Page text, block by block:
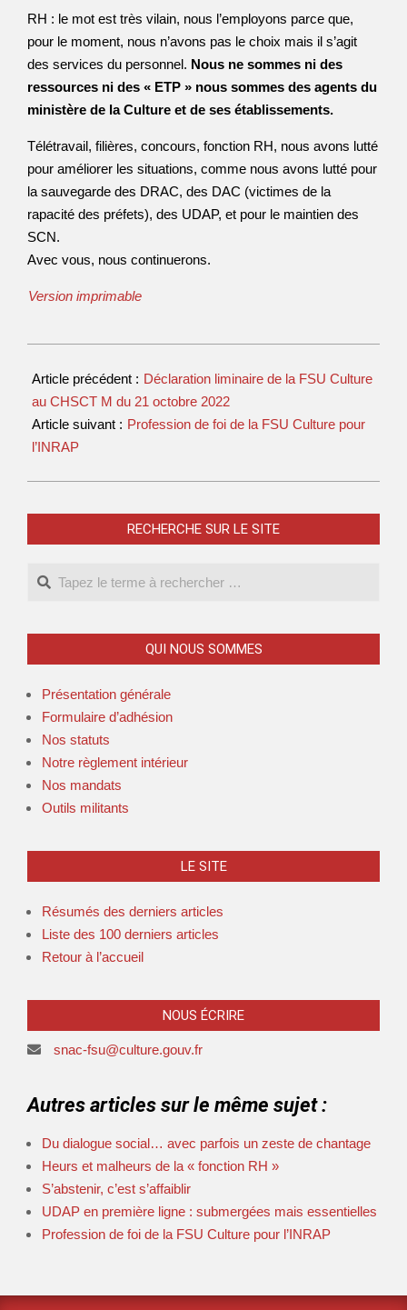
RH : le mot est très vilain, nous l’employons parce que,
pour le moment, nous n’avons pas le choix mais il s’agit
des services du personnel. Nous ne sommes ni des
ressources ni des « ETP » nous sommes des agents du
ministère de la Culture et de ses établissements.
Télétravail, filières, concours, fonction RH, nous avons lutté
pour améliorer les situations, comme nous avons lutté pour
la sauvegarde des DRAC, des DAC (victimes de la
rapacité des préfets), des UDAP, et pour le maintien des
SCN.
Avec vous, nous continuerons.
Version imprimable
Article précédent : Déclaration liminaire de la FSU Culture
au CHSCT M du 21 octobre 2022
Article suivant : Profession de foi de la FSU Culture pour
l’INRAP
RECHERCHE SUR LE SITE
QUI NOUS SOMMES
Présentation générale
Formulaire d’adhésion
Nos statuts
Notre règlement intérieur
Nos mandats
Outils militants
LE SITE
Résumés des derniers articles
Liste des 100 derniers articles
Retour à l’accueil
NOUS ÉCRIRE
snac-fsu@culture.gouv.fr
Autres articles sur le même sujet :
Du dialogue social… avec parfois un zeste de chantage
Heurs et malheurs de la « fonction RH »
S’abstenir, c’est s’affaiblir
UDAP en première ligne : submergées mais essentielles
Profession de foi de la FSU Culture pour l’INRAP